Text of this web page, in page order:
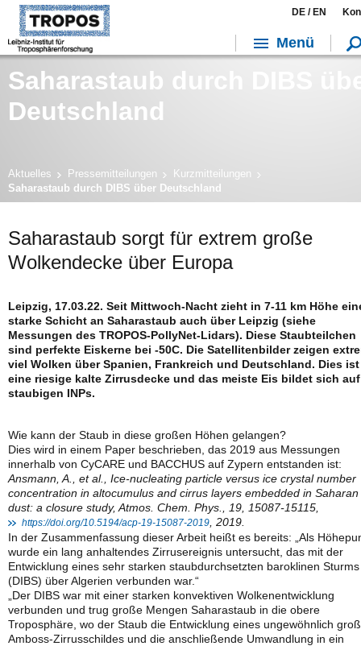
Saharastaub durch DIBS
Deutschland
Aktuelles Pressemitteilungen
Kurzmitteilungen
Saharastaub durch DIBS über Deutschland
Saharastaub sorgt für extrem große
Wolkendecke über Europa
Leipzig, 17.03.22. Seit Mittwoch-Nacht zieht in 7-11 km Höhe
starke Schicht an Saharastaub auch über Leipzig (siehe
Messungen des TROPOS-PollyNet-Lidars). Diese Staubteilchen
sind perfekte Eiskerne bei -50C. Die Satellitenbilder zeigen
viel Wolken über Spanien, Frankreich und Deutschland. Dies ist
eine riesige kalte Zirrusdecke und das meiste Eis bildet sich auf
staubigen INPs.
Wie kann der Staub in diese großen Höhen gelangen?
Dies wird in einem Paper beschrieben, das 2019 aus Messungen
innerhalb von CyCARE und BACCHUS auf Zypern entstanden ist:
Ansmann, A., et al., Ice-nucleating particle versus ice crystal number
concentration in altocumulus and cirrus layers embedded in Saharan
dust: a closure study, Atmos. Chem. Phys., 19, 15087-15115,
https://doi.org/10.5194/acp-19-15087-2019 , 2019.
In der Zusammenfassung dieser Arbeit heißt es bereits: „Als
wurde ein lang anhaltendes Zirrusereignis untersucht, das mit der
Entwicklung eines sehr starken staubdurchsetzten baroklinen Sturms
(DIBS) über Algerien verbunden war.“
„Der DIBS war mit einer starken konvektiven Wolkenentwicklung
verbunden und trug große Mengen Saharastaub in die obere
Troposphäre, wo der Staub die Entwicklung eines ungewöhnlich
Amboss-Zirrusschildes und die anschließende Umwandlung in ein
DE /EN
Menü